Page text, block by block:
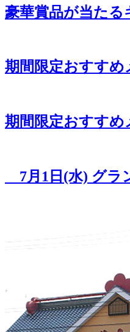
豪華賞品が当たる
期間限定おすすめ
期間限定おすす
7月1日(水) グラ